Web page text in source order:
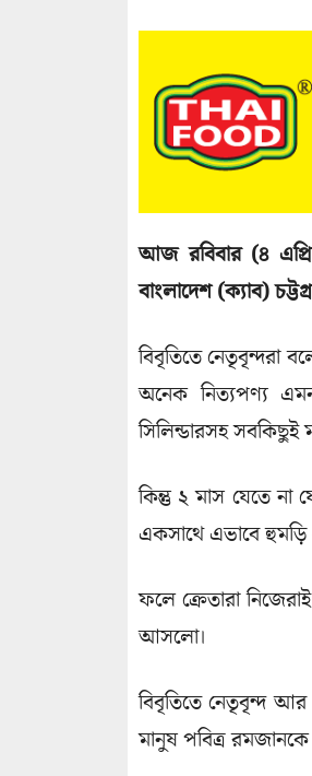
আজ রবিবার (৪
বাংলাদেশ (ক্যাব)
বিবৃতিতে নেতৃবৃন্দরা
অনেক নিত্যপণ্য
সিলিন্ডারসহ
কিন্তু ২ মাস যেতে
একসাথে এভাবে হুমড়ি
ফলে ক্রেতারা
আসলো।
বিবৃতিতে নেতৃবৃন্দ
মানুষ পবিত্র